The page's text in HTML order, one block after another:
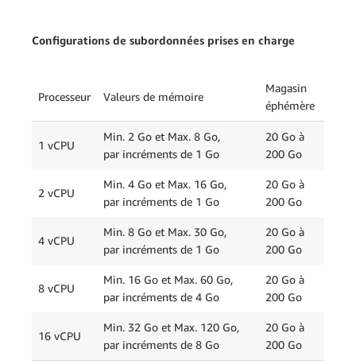
Configurations de subordonnées prises en charge
Processeur Valeurs de mémoire
Magasin
éphémère
1 vCPU
Min. 2 Go et Max. 8 Go,
par incréments de 1 Go
20 Go à
200 Go
2 vCPU
Min. 4 Go et Max. 16 Go,
par incréments de 1 Go
20 Go à
200 Go
4 vCPU
Min. 8 Go et Max. 30 Go,
par incréments de 1 Go
20 Go à
200 Go
8 vCPU
Min. 16 Go et Max. 60 Go,
par incréments de 4 Go
20 Go à
200 Go
16 vCPU
Min. 32 Go et Max. 120 Go,
par incréments de 8 Go
20 Go à
200 Go